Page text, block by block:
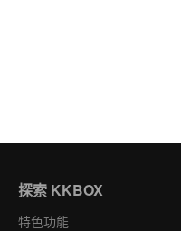
探索 KKBOX
特色功能